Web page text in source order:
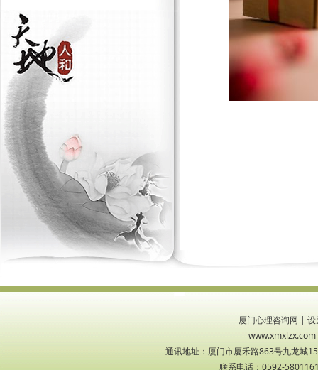
厦门心理咨询网 | 设
通讯地址：厦门市厦禾路863号九龙城
联系电话：0592-